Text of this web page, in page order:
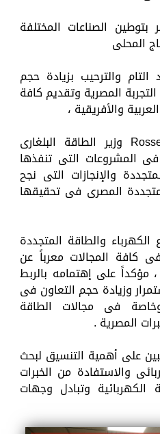
الصناعات المختلفة
المحلى
والترحيب بزيادة حجم
المصرية وتقديم كافة
والأفريقية ،
وبدوره، أشاد Rossen Hiristov وزير الطاقة البلغارى
المشروعات التى تنفذها
والإنجازات التى نجح
المصرى فى تحقيقها
والطاقة المتجددة
كافة المجالات معرباً عن
مؤكداً على إهتمامه بالربط
وزيادة حجم التعاون فى
فى مجالات الطاقة
المصرية .
على أهمية التنسيق لبحث
والاستفادة من الخبرات
وتبادل وجهات